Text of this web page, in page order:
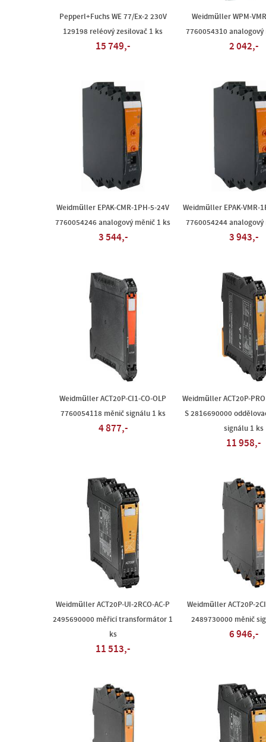
Pepperl+Fuchs WE 77/Ex-2 230V
129198 reléový zesilovač 1 ks
15 749,-
Weidmüller WPM-
7760054310 analogový
2 042,-
Weidmüller EPAK-CMR-1PH-5-24V
7760054246 analogový měnič 1 ks
3 544,-
Weidmüller EPAK-VMR-
7760054244 analogový
3 943,-
Weidmüller ACT20P-CI1-CO-OLP
7760054118 měnič signálu 1 ks
4 877,-
Weidmüller ACT20P-PRO
S 2816690000
signálu 1 ks
11 958,-
Weidmüller ACT20P-UI-2RCO-AC-P
2495690000 měřicí transformátor 1
ks
11 513,-
Weidmüller ACT20P-
2489730000 měnič
6 946,-